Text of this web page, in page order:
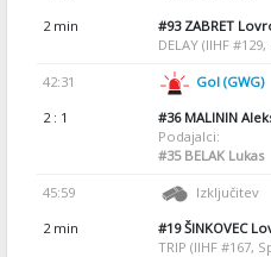
2 min
#93ZABRET
DELAY (IIHF
42:31 Gol (GWG)
2 : 1
#36MALININ
Podajalci:
#35BELAK Lukas
45:59 Izključitev
2 min
#19ŠINKOVEC
TRIP (IIHF #167,